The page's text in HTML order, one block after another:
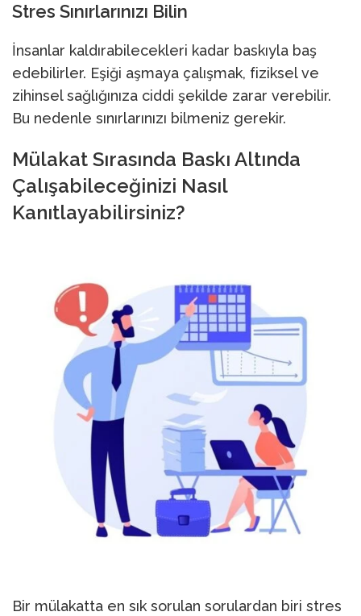
Stres Sınırlarınızı Bilin
İnsanlar kaldırabilecekleri kadar baskıyla baş
edebilirler. Eşiği aşmaya çalışmak, fiziksel ve
zihinsel sağlığınıza ciddi şekilde zarar verebilir.
Bu nedenle sınırlarınızı bilmeniz gerekir.
Mülakat Sırasında Baskı Altında
Çalışabileceğinizi Nasıl
Kanıtlayabilirsiniz?
Bir mülakatta en sık sorulan sorulardan biri stres